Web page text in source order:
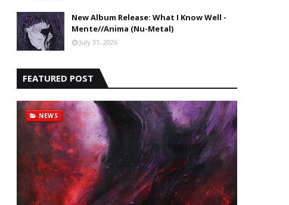
New Album Release: What I Know Well -
Mente//Anima (Nu-Metal)
July 31, 2026
FEATURED POST
NEWS